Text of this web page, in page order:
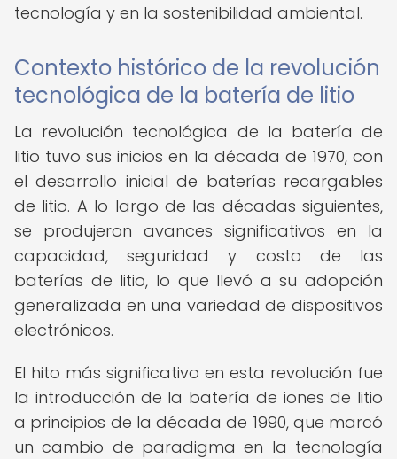
tecnología y en la sostenibilidad ambiental.
Contexto histórico de la revolución
tecnológica de la batería de litio
La revolución tecnológica de la batería de
litio tuvo sus inicios en la década de 1970, con
el desarrollo inicial de baterías recargables
de litio. A lo largo de las décadas siguientes,
se produjeron avances significativos en la
capacidad, seguridad y costo de las
baterías de litio, lo que llevó a su adopción
generalizada en una variedad de dispositivos
electrónicos.
El hito más significativo en esta revolución fue
la introducción de la batería de iones de litio
a principios de la década de 1990, que marcó
un cambio de paradigma en la tecnología